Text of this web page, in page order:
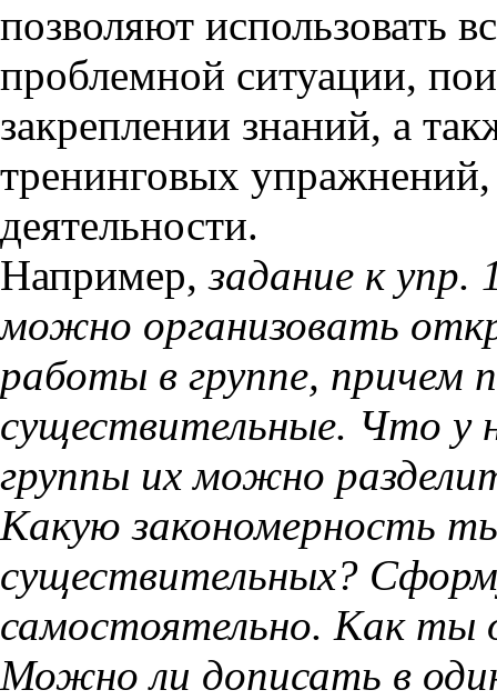
позволяют использовать
проблемной ситуации,
закреплении знаний, а
тренинговых
деятельности.
Например,задание к упр.
можно организовать
работы в группе, причем
существительные. Что у
группы их можно
Какую закономерность
существительных?
самостоятельно. Как ты
Можно ли дописать в